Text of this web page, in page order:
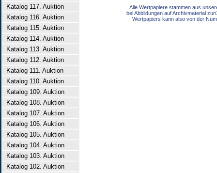
Katalog 117. Auktion
Katalog 116. Auktion
Katalog 115. Auktion
Katalog 114. Auktion
Katalog 113. Auktion
Katalog 112. Auktion
Katalog 111. Auktion
Katalog 110. Auktion
Katalog 109. Auktion
Katalog 108. Auktion
Katalog 107. Auktion
Katalog 106. Auktion
Katalog 105. Auktion
Katalog 104. Auktion
Katalog 103. Auktion
Katalog 102. Auktion
Alle Wertpapiere stammen aus
bei Abbildungen auf Archivmaterial
Wertpapiers kann also von der